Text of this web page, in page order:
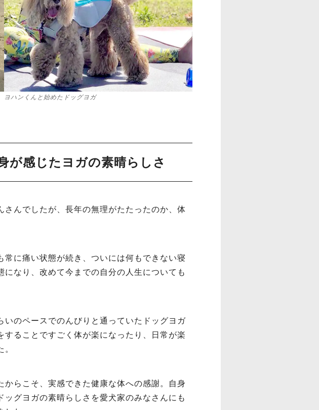
ヨハンくんと始めたドッグヨガ
が感じたヨガの素晴らしさ
んでしたが、長年の無理がたたったのか、体
常に痛い状態が続き、ついには何もできない寝
なり、改めて今までの自分の人生についても
のペースでのんびりと通っていたドッグヨガ
ることですごく体が楽になったり、日常が楽
らこそ、実感できた健康な体への感謝。自身
グヨガの素晴らしさを愛犬家のみなさんにも